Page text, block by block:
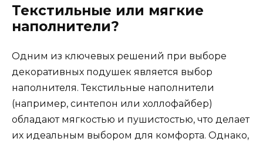
Текстильные или мягкие
наполнители?
Одним из ключевых решений при выборе
декоративных подушек является выбор
наполнителя. Текстильные наполнители
(например, синтепон или холлофайбер)
обладают мягкостью и пушистостью, что делает
их идеальным выбором для комфорта. Однако,